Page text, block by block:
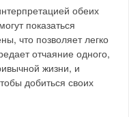
обеих
показаться
что позволяет легко
отчаяние одного,
жизни, и
добиться своих